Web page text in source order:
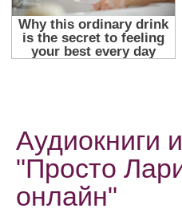
Аудиокниги
"Просто
онлайн"